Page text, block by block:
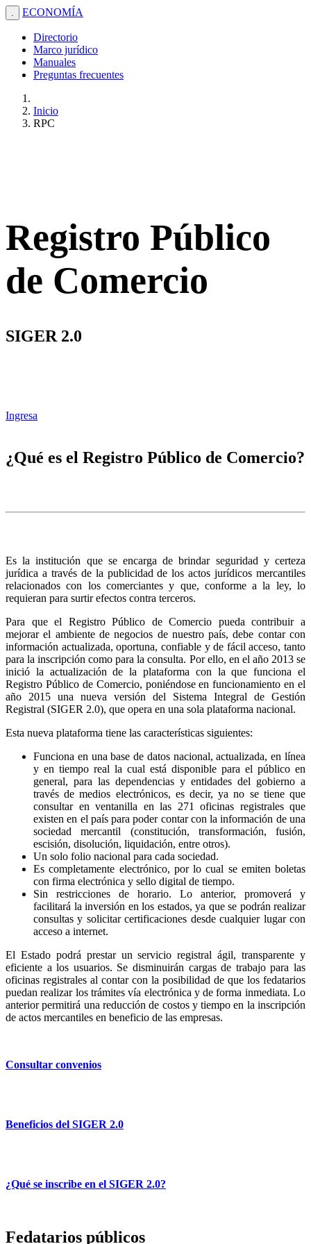
. ECONOMÍA
Directorio
Marco jurídico
Manuales
Preguntas frecuentes
Inicio
RPC
Registro Público
de Comercio
SIGER 2.0
Ingresa
¿Qué es el Registro Público de Comercio?
Es la institución que se encarga de brindar seguridad y certeza
jurídica a través de la publicidad de los actos jurídicos mercantiles
relacionados con los comerciantes y que, conforme a la ley, lo
requieran para surtir efectos contra terceros.
Para que el Registro Público de Comercio pueda contribuir a
mejorar el ambiente de negocios de nuestro país, debe contar con
información actualizada, oportuna, confiable y de fácil acceso, tanto
para la inscripción como para la consulta. Por ello, en el año 2013 se
inició la actualización de la plataforma con la que funciona el
Registro Público de Comercio, poniéndose en funcionamiento en el
año 2015 una nueva versión del Sistema Integral de Gestión
Registral (SIGER 2.0), que opera en una sola plataforma nacional.
Esta nueva plataforma tiene las características siguientes:
Funciona en una base de datos nacional, actualizada, en línea
y en tiempo real la cual está disponible para el público en
general, para las dependencias y entidades del gobierno a
través de medios electrónicos, es decir, ya no se tiene que
consultar en ventanilla en las 271 oficinas registrales que
existen en el país para poder contar con la información de una
sociedad mercantil (constitución, transformación, fusión,
escisión, disolución, liquidación, entre otros).
Un solo folio nacional para cada sociedad.
Es completamente electrónico, por lo cual se emiten boletas
con firma electrónica y sello digital de tiempo.
Sin restricciones de horario. Lo anterior, promoverá y
facilitará la inversión en los estados, ya que se podrán realizar
consultas y solicitar certificaciones desde cualquier lugar con
acceso a internet.
El Estado podrá prestar un servicio registral ágil, transparente y
eficiente a los usuarios. Se disminuirán cargas de trabajo para las
oficinas registrales al contar con la posibilidad de que los fedatarios
puedan realizar los trámites vía electrónica y de forma inmediata. Lo
anterior permitirá una reducción de costos y tiempo en la inscripción
de actos mercantiles en beneficio de las empresas.
Consultar convenios
Beneficios del SIGER 2.0
¿Qué se inscribe en el SIGER 2.0?
Fedatarios públicos